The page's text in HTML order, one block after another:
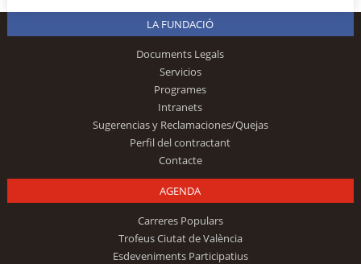
LA FUNDACIÓ
Documents Legals
Servicios
Programes
Intranets
Sugerencias y Reclamaciones/Quejas
Perfil del contractant
Contacte
AGENDA
Carreres Populars
Trofeus Ciutat de València
Esdeveniments Participatius